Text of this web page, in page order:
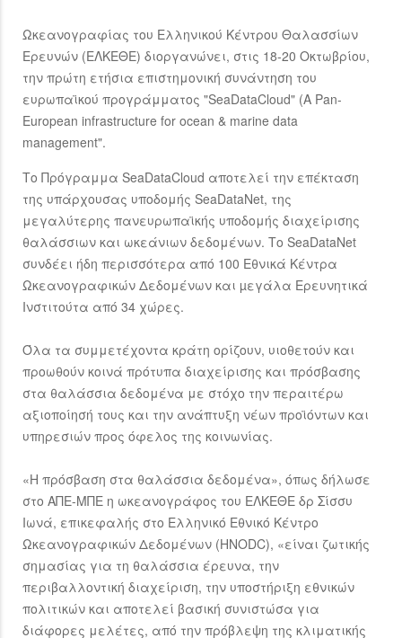
Ωκεανογραφίας του Ελληνικού Κέντρου Θαλασσίων
Ερευνών (ΕΛΚΕΘΕ) διοργανώνει, στις 18-20 Οκτωβρίου,
την πρώτη ετήσια επιστημονική συνάντηση του
ευρωπαϊκού προγράμματος "SeaDataCloud" (A Pan-
European infrastructure for ocean & marine data
management".
Το Πρόγραμμα SeaDataCloud αποτελεί την επέκταση
της υπάρχουσας υποδομής SeaDataNet, της
μεγαλύτερης πανευρωπαϊκής υποδομής διαχείρισης
θαλάσσιων και ωκεάνιων δεδομένων. Το SeaDataNet
συνδέει ήδη περισσότερα από 100 Εθνικά Κέντρα
Ωκεανογραφικών Δεδομένων και µεγάλα Ερευνητικά
Ινστιτούτα από 34 χώρες.
Όλα τα συμμετέχοντα κράτη ορίζουν, υιοθετούν και
προωθούν κοινά πρότυπα διαχείρισης και πρόσβασης
στα θαλάσσια δεδομένα με στόχο την περαιτέρω
αξιοποίησή τους και την ανάπτυξη νέων προϊόντων και
υπηρεσιών προς όφελος της κοινωνίας.
«Η πρόσβαση στα θαλάσσια δεδομένα», όπως δήλωσε
στο ΑΠΕ-ΜΠΕ η ωκεανογράφος του ΕΛΚΕΘΕ δρ Σίσσυ
Ιωνά, επικεφαλής στο Ελληνικό Εθνικό Κέντρο
Ωκεανογραφικών Δεδομένων (HNODC), «είναι ζωτικής
σημασίας για τη θαλάσσια έρευνα, την
περιβαλλοντική διαχείριση, την υποστήριξη εθνικών
πολιτικών και αποτελεί βασική συνιστώσα για
διάφορες μελέτες, από την πρόβλεψη της κλιματικής